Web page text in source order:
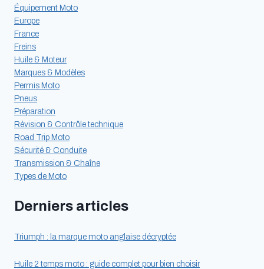
Équipement Moto
Europe
France
Freins
Huile & Moteur
Marques & Modèles
Permis Moto
Pneus
Préparation
Révision & Contrôle technique
Road Trip Moto
Sécurité & Conduite
Transmission & Chaîne
Types de Moto
Derniers articles
Triumph : la marque moto anglaise décryptée
Huile 2 temps moto : guide complet pour bien choisir